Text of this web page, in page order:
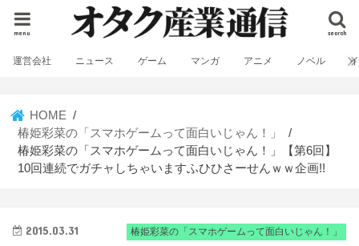
search
menu
運営会社 ニュース ゲーム マンガ アニメ ノベル
HOME
椿姫彩菜の「スマホゲームって面白いじゃん！」
椿姫彩菜の「スマホゲームって面白いじゃん！」【第6回】
10回連続でガチャしちゃいますふひひさーせんｗｗ企画!!
椿姫彩菜の「スマホゲームって面白いじゃん！」
2015.03.31